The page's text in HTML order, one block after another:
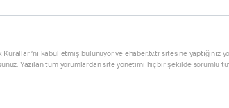
kabul etmiş bulunuyor ve ehaber.tv.tr sitesine
Yazılan tüm yorumlardan site yönetimi hiçbir şekilde sorumlu